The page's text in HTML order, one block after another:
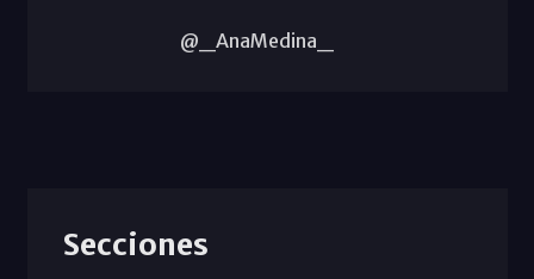
@_AnaMedina_
Secciones